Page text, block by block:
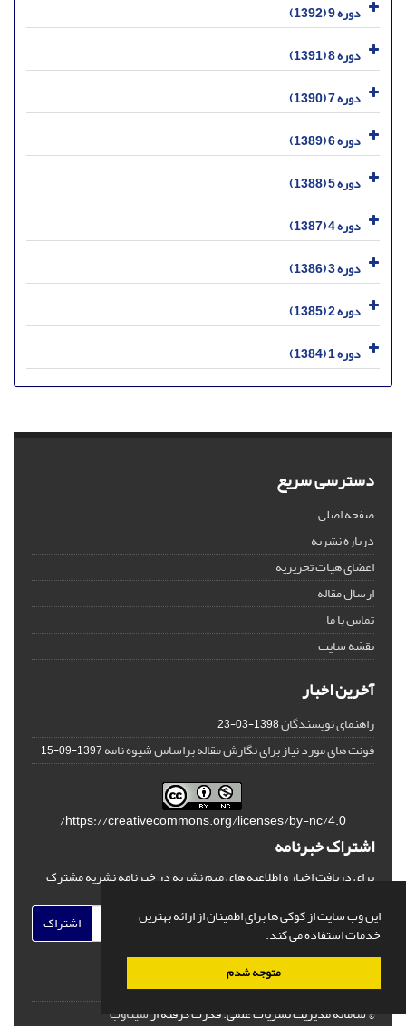
این وب سایت از کوکی ها برای اطمینان از ارائه بهترین
خدمات استفاده می کند.
متوجه شدم
دوره 9 (1392)
دوره 8 (1391)
دوره 7 (1390)
دوره 6 (1389)
دوره 5 (1388)
دوره 4 (1387)
دوره 3 (1386)
دوره 2 (1385)
دوره 1 (1384)
دسترسی سریع
صفحه اصلی
درباره نشریه
اعضای هیات تحریریه
ارسال مقاله
تماس با ما
نقشه سایت
آخرین اخبار
راهنمای نویسندگان1398-03-23
فونت های مورد نیاز برای نگارش مقاله براساس شیوه نامه1397-09-15
https://creativecommons.org/licenses/by-nc/4.0/
اشتراک خبرنامه
برای دریافت اخبار و اطلاعیه های مهم نشریه در خبرنامه نشریه مشترک
اشتراک
© سامانه مدیریت نشریات علمی.قدرت گرفته ازسیناوب